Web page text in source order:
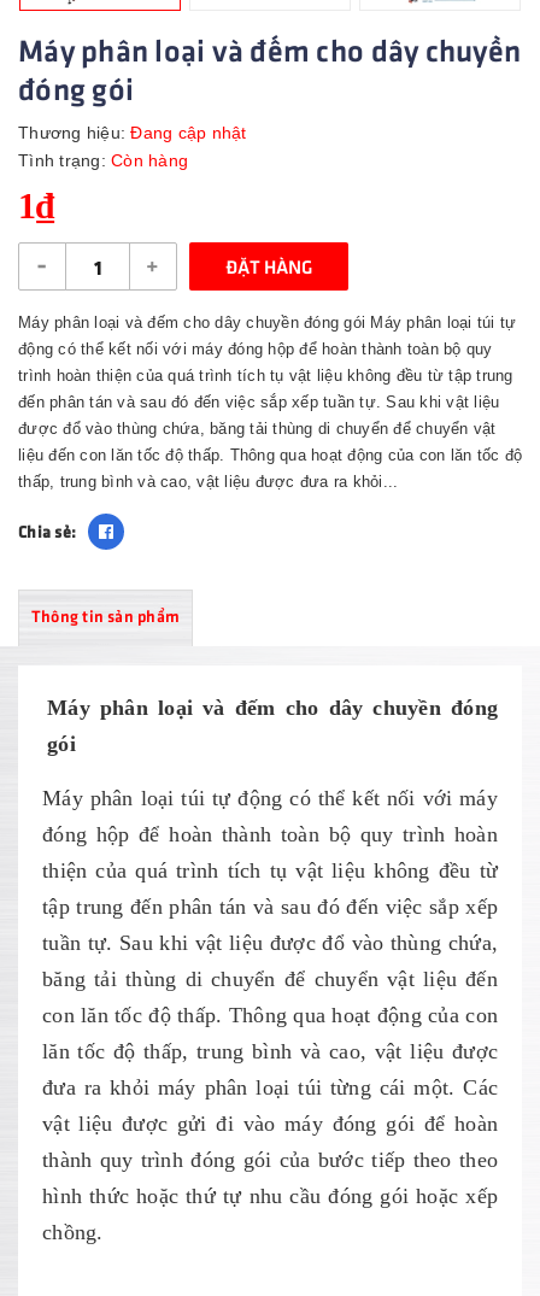
Máy phân loại và đếm cho dây chuyền
đóng gói
Thương hiệu: Đang cập nhật
Tình trạng: Còn hàng
1₫
- + ĐẶT HÀNG
Máy phân loại và đếm cho dây chuyền đóng gói Máy phân loại túi tự
động có thể kết nối với máy đóng hộp để hoàn thành toàn bộ quy
trình hoàn thiện của quá trình tích tụ vật liệu không đều từ tập trung
đến phân tán và sau đó đến việc sắp xếp tuần tự. Sau khi vật liệu
được đổ vào thùng chứa, băng tải thùng di chuyển để chuyển vật
liệu đến con lăn tốc độ thấp. Thông qua hoạt động của con lăn tốc độ
thấp, trung bình và cao, vật liệu được đưa ra khỏi...
Chia sẻ:
Thông tin sản phẩm
Máy phân loại và đếm cho dây chuyền đóng
gói
Máy phân loại túi tự động có thể kết nối với máy
đóng hộp để hoàn thành toàn bộ quy trình hoàn
thiện của quá trình tích tụ vật liệu không đều từ
tập trung đến phân tán và sau đó đến việc sắp xếp
tuần tự. Sau khi vật liệu được đổ vào thùng chứa,
băng tải thùng di chuyển để chuyển vật liệu đến
con lăn tốc độ thấp. Thông qua hoạt động của con
lăn tốc độ thấp, trung bình và cao, vật liệu được
đưa ra khỏi máy phân loại túi từng cái một. Các
vật liệu được gửi đi vào máy đóng gói để hoàn
thành quy trình đóng gói của bước tiếp theo theo
hình thức hoặc thứ tự nhu cầu đóng gói hoặc xếp
chồng.